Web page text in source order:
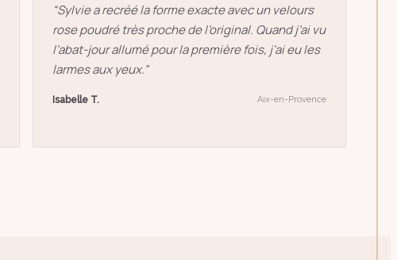
“Sylvie a recréé la forme exacte avec un velours
rose poudré très proche de l’original. Quand j’ai vu
l’abat-jour allumé pour la première fois, j’ai eu les
larmes aux yeux.”
Isabelle T. Aix-en-Provence